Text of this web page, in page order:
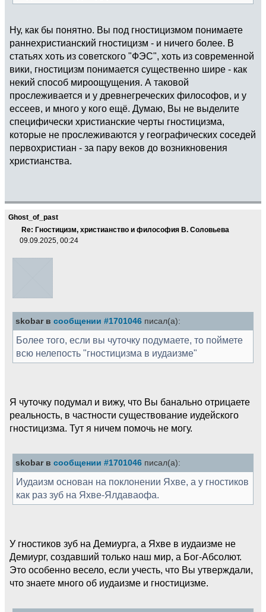
Ну, как бы понятно. Вы под гностицизмом понимаете
раннехристианский гностицизм - и ничего более. В
статьях хоть из советского "ФЭС", хоть из современной
вики, гностицизм понимается существенно шире - как
некий способ мироощущения. А таковой
прослеживается и у древнегреческих философов, и у
ессеев, и много у кого ещё. Думаю, Вы не выделите
специфически христианские черты гностицизма,
которые не прослеживаются у географических соседей
первохристиан - за пару веков до возникновения
христианства.
Ghost_of_past
Re: Гностицизм, христианство и философия В. Соловьева
09.09.2025, 00:24
skobar в сообщении #1701046 писал(а):
Более того, если вы чуточку подумаете, то поймете
всю нелепость "гностицизма в иудаизме"
Я чуточку подумал и вижу, что Вы банально отрицаете
реальность, в частности существование иудейского
гностицизма. Тут я ничем помочь не могу.
skobar в сообщении #1701046 писал(а):
Иудаизм основан на поклонении Яхве, а у гностиков
как раз зуб на Яхве-Ялдаваофа.
У гностиков зуб на Демиурга, а Яхве в иудаизме не
Демиург, создавший только наш мир, а Бог-Абсолют.
Это особенно весело, если учесть, что Вы утверждали,
что знаете много об иудаизме и гностицизме.